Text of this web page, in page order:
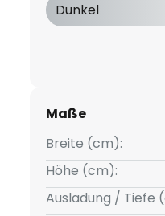
Dunkel
Maße
Breite (cm):
Höhe (cm):
Ausladung / Tiefe